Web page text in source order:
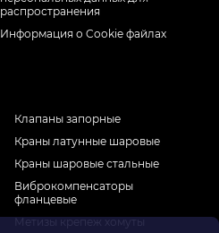
распространения
Информация о Cookie файлах
Клапаны запорные
Краны латунные шаровые
Краны шаровые стальные
Виброкомпенсаторы
фланцевые
Метизы крепеж хомуты